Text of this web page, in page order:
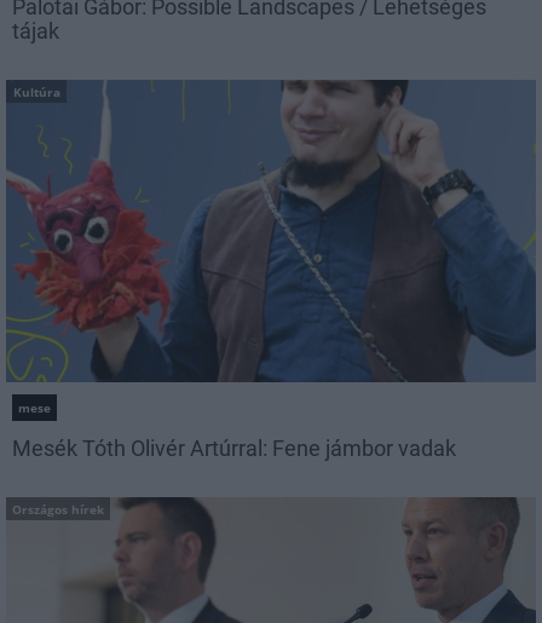
Palotai Gábor: Possible Landscapes / Lehetséges
tájak
Kultúra
mese
Mesék Tóth Olivér Artúrral: Fene jámbor vadak
Országos hírek